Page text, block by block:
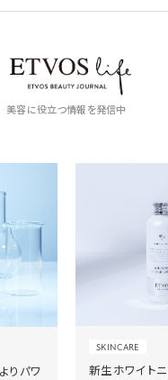
美容に役立つ情報を発信中
りパワ
SKINCARE
新生ホワイト